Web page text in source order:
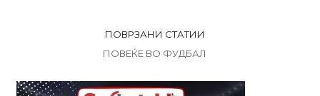
ПОВРЗАНИ СТАТИИ
ПОВЕЌЕ ВО ФУДБАЛ